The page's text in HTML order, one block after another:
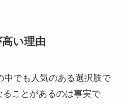
い理由
中でも人気のある選択肢で
ことがあるのは事実で